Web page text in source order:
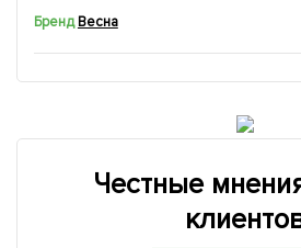
БрендВесна
Честные